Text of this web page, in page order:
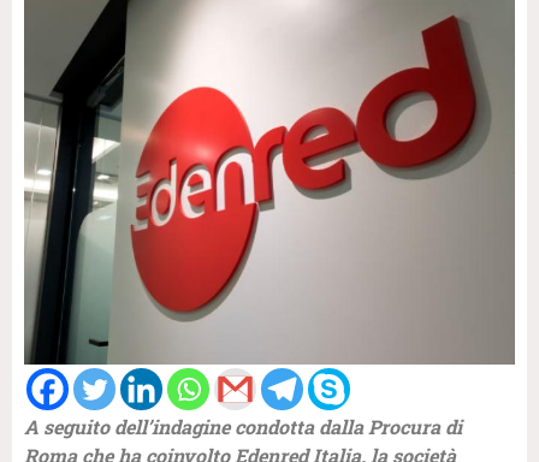
A seguito dell’indagine condotta dalla Procura di
Roma che ha coinvolto Edenred Italia, la società